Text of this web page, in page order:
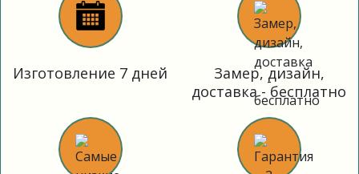
Изготовление 7 дней
Замер, дизайн,
доставка - бесплатно